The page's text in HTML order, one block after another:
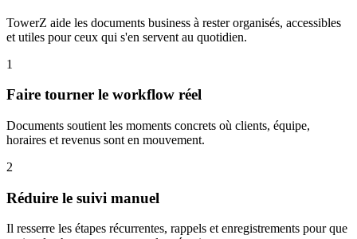
TowerZ aide les documents business à rester organisés, accessibles
et utiles pour ceux qui s'en servent au quotidien.
1
Faire tourner le workflow réel
Documents soutient les moments concrets où clients, équipe,
horaires et revenus sont en mouvement.
2
Réduire le suivi manuel
Il resserre les étapes récurrentes, rappels et enregistrements pour que